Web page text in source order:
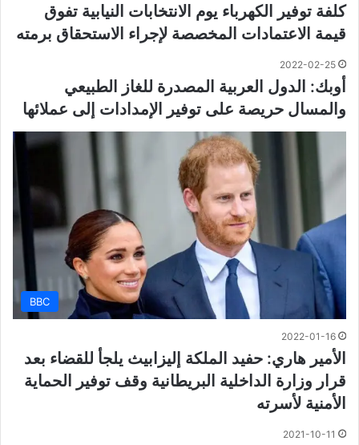
كلفة توفير الكهرباء يوم الانتخابات النيابية تفوق
قيمة الاعتمادات المخصصة لإجراء الاستحقاق برمته
2022-02-25
أوبك: الدول العربية المصدرة للغاز الطبيعي
والمسال حريصة على توفير الإمدادات إلى عملائها
BBC
2022-01-16
الأمير هاري: حفيد الملكة إليزابيث يلجأ للقضاء بعد
قرار وزارة الداخلية البريطانية وقف توفير الحماية
الأمنية لأسرته
2021-10-11